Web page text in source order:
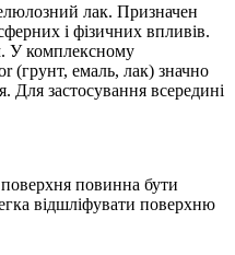
лак. Призначен
і фізичних впливів.
У комплексному
(грунт, емаль, лак) значно
Для застосування всередині
повинна бути
відшліфувати поверхню